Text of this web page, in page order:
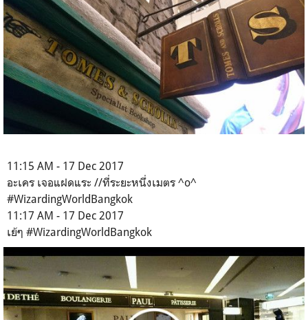
11:15 AM - 17 Dec 2017
อะเคร เจอแฝดแระ //ที่ระยะหนึ่งเมตร ^o^
#WizardingWorldBangkok
11:17 AM - 17 Dec 2017
เย้ๆ #WizardingWorldBangkok